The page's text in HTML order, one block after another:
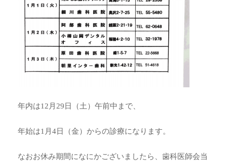
年内は12月29日（土）午前中まで、
年始は1月4日（金）からの診療になります。
なおお休み期間になにかございましたら、歯科医師会当